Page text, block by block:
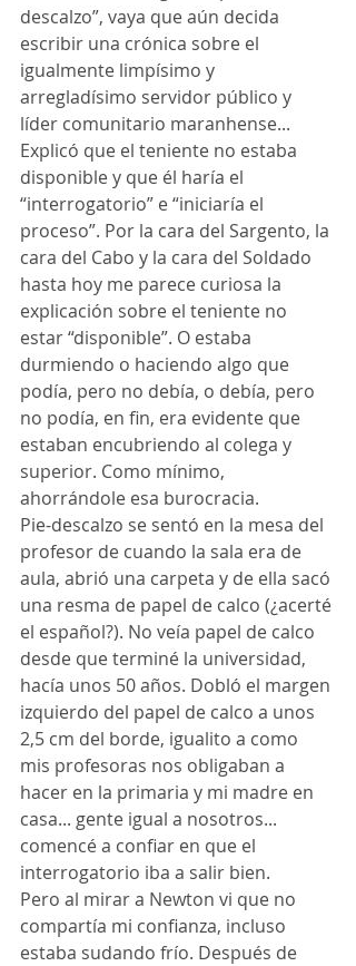
descalzo”, vaya que aún decida
escribir una crónica sobre el
igualmente limpísimo y
arregladísimo servidor público y
líder comunitario maranhense...
Explicó que el teniente no estaba
disponible y que él haría el
“interrogatorio” e “iniciaría el
proceso”. Por la cara del Sargento, la
cara del Cabo y la cara del Soldado
hasta hoy me parece curiosa la
explicación sobre el teniente no
estar “disponible”. O estaba
durmiendo o haciendo algo que
podía, pero no debía, o debía, pero
no podía, en fin, era evidente que
estaban encubriendo al colega y
superior. Como mínimo,
ahorrándole esa burocracia.
Pie-descalzo se sentó en la mesa del
profesor de cuando la sala era de
aula, abrió una carpeta y de ella sacó
una resma de papel de calco (¿acerté
el español?). No veía papel de calco
desde que terminé la universidad,
hacía unos 50 años. Dobló el margen
izquierdo del papel de calco a unos
2,5 cm del borde, igualito a como
mis profesoras nos obligaban a
hacer en la primaria y mi madre en
casa... gente igual a nosotros...
comencé a confiar en que el
interrogatorio iba a salir bien.
Pero al mirar a Newton vi que no
compartía mi confianza, incluso
estaba sudando frío. Después de